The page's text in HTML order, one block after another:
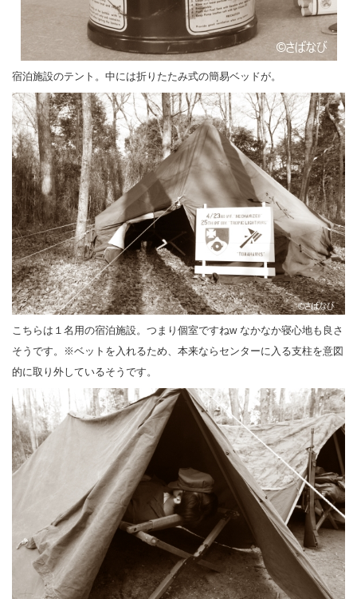
宿泊施設のテント。中には折りたたみ式の簡易ベッドが。
こちらは１名用の宿泊施設。つまり個室ですねw なかなか寝心地も良さ
そうです。※ベットを入れるため、本来ならセンターに入る支柱を意図
的に取り外しているそうです。